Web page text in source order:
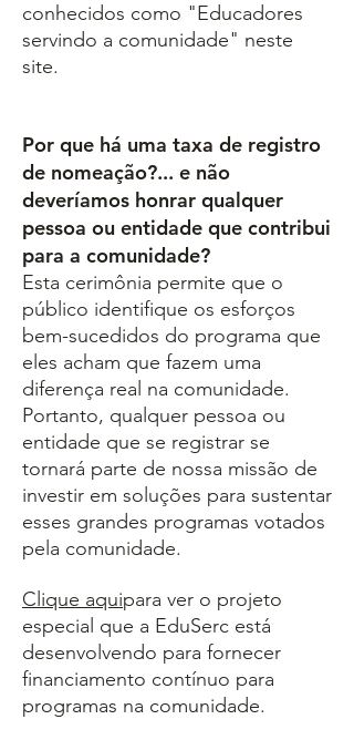
conhecidos como "Educadores
servindo a comunidade" neste
site.
Por que há uma taxa de registro
de nomeação?... e não
deveríamos honrar qualquer
pessoa ou entidade que contribui
para a comunidade?
Esta cerimônia permite que o
público identifique os esforços
bem-sucedidos do programa que
eles acham que fazem uma
diferença real na comunidade.
Portanto, qualquer pessoa ou
entidade que se registrar se
tornará parte de nossa missão de
investir em soluções para sustentar
esses grandes programas votados
pela comunidade.
Clique aquipara ver o projeto
especial que a EduSerc está
desenvolvendo para fornecer
financiamento contínuo para
programas na comunidade.